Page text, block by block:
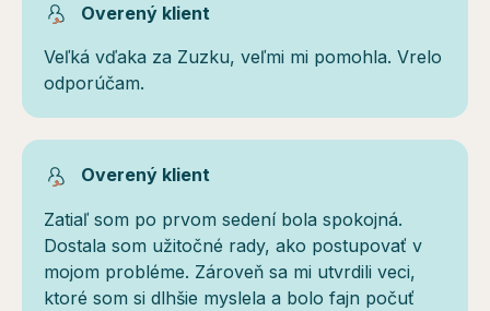
Overený klient
Veľká vďaka za Zuzku, veľmi mi pomohla. Vrelo
odporúčam.
Overený klient
Zatiaľ som po prvom sedení bola spokojná.
Dostala som užitočné rady, ako postupovať v
mojom probléme. Zároveň sa mi utvrdili veci,
ktoré som si dlhšie myslela a bolo fajn počuť